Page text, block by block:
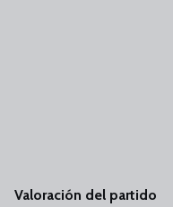
Valoración del partido